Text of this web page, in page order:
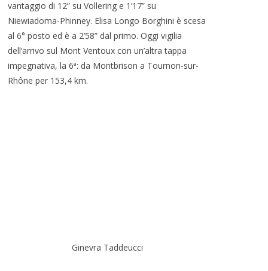
vantaggio di 12” su Vollering e 1’17” su
Niewiadoma-Phinney. Elisa Longo Borghini è scesa
al 6° posto ed è a 2’58” dal primo. Oggi vigilia
dell’arrivo sul Mont Ventoux con un’altra tappa
impegnativa, la 6ª: da Montbrison a Tournon-sur-
Rhône per 153,4 km.
Ginevra Taddeucci